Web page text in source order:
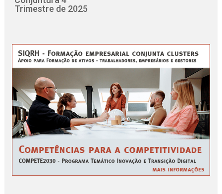
Trimestre de 2025